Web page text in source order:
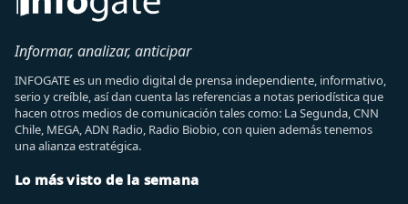
Informar, analizar, anticipar
INFOGATE es un medio digital de prensa independiente, informativo,
serio y creíble, así dan cuenta las referencias a notas periodística que
hacen otros medios de comunicación tales como: La Segunda, CNN
Chile, MEGA, ADN Radio, Radio Biobio, con quien además tenemos
una alianza estratégica.
Lo más visto de la semana